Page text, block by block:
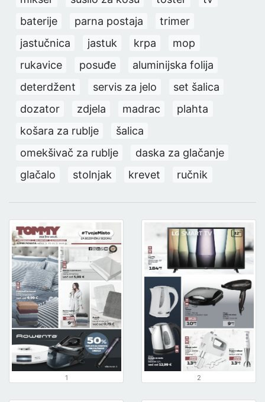
baterije
parna postaja
trimer
jastučnica
jastuk krpa
mop
rukavice
posuđe
aluminijska folija
deterdžent
servis za jelo
set šalica
dozator
zdjela madrac
plahta
košara za rublje
šalica
omekšivač za rublje
daska za glačanje
glačalo
stolnjak krevet ručnik
1 2